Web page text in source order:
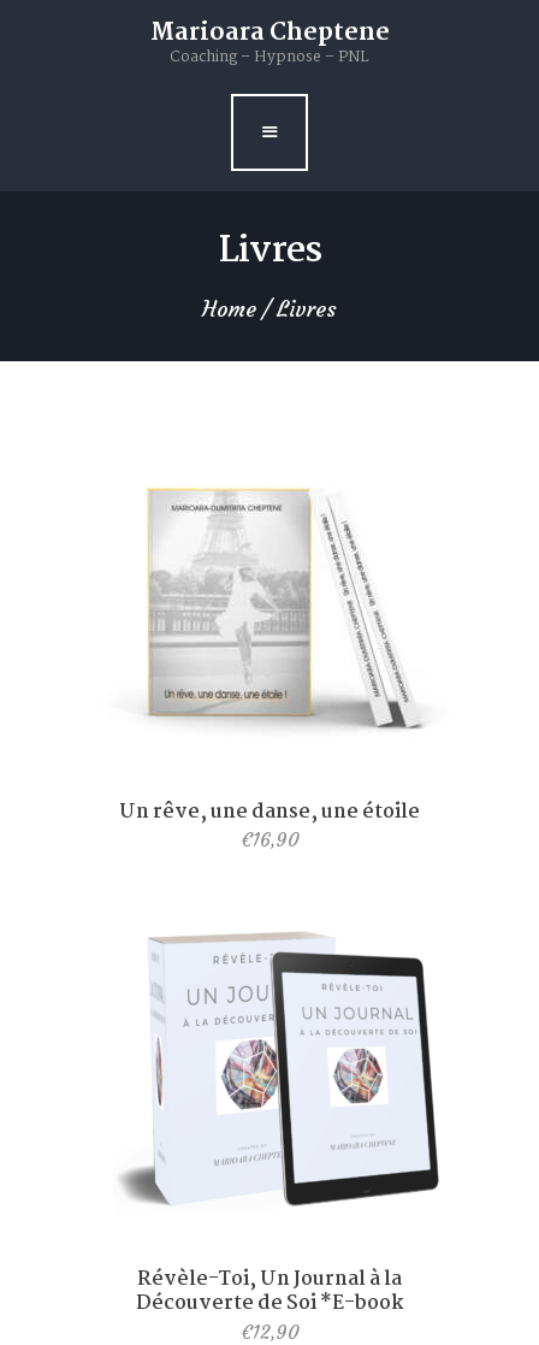
Marioara Cheptene
Coaching – Hypnose – PNL
Livres
Home Livres
Livres
Un rêve, une danse, une étoile
€16,90
Révèle-Toi, Un Journal à la
Découverte de Soi *E-book
€12,90